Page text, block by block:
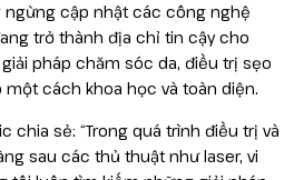
ngừng cập nhật các công nghệ
trở thành địa chỉ tin cậy cho
pháp chăm sóc da, điều trị sẹo
cách khoa học và toàn diện.
chia sẻ: “Trong quá trình điều trị và
sau các thủ thuật như laser, vi